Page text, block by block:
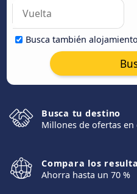
Busca también
Busca tu destino
Millones de ofertas en
Compara los
Ahorra hasta un 70 %